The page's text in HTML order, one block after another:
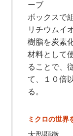
ーブ
ボックスで
リチウムイ
樹脂を炭素
材料として
ることで、
て、１０倍
る。
ミクロの世界